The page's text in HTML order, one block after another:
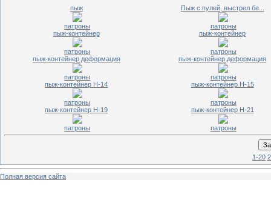
пыж
патроны
Пыж с пулей, выстрел бе...
патроны
пыж-контейнер
патроны
пыж-контейнер
патроны
пыж-контейнер деформация
патроны
пыж-контейнер деформация
патроны
пыж-контейнер Н-14
патроны
пыж-контейнер Н-15
патроны
пыж-контейнер Н-19
патроны
пыж-контейнер Н-21
патроны
1-20
Полная версия сайта